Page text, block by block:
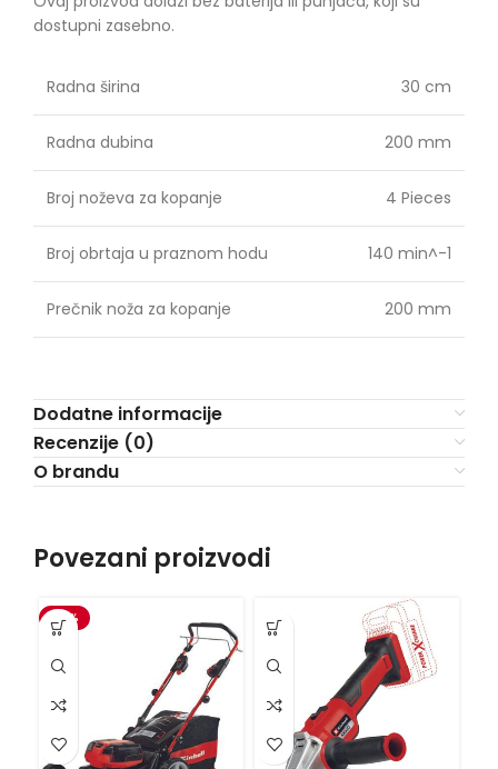
dostupni zasebno.
Radna širina 30 cm
Radna dubina 200 mm
Broj noževa za kopanje 4 Pieces
Broj obrtaja u praznom hodu 140 min^-1
Prečnik noža za kopanje 200 mm
Dodatne informacije
Recenzije (0)
O brandu
Povezani proizvodi
-15%